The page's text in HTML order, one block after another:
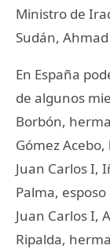
Ministro de
Sudán,
En España
de algunos
Borbón,
Gómez
Juan Carlos I,
Palma,
Juan Carlos I,
Ripalda,